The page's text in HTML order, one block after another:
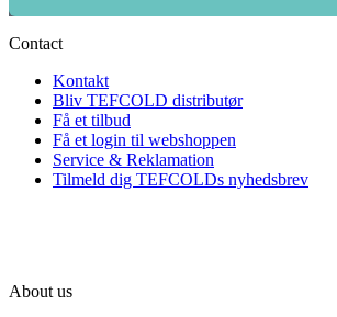
Contact
Kontakt
Bliv TEFCOLD distributør
Få et tilbud
Få et login til webshoppen
Service & Reklamation
Tilmeld dig TEFCOLDs nyhedsbrev
About us